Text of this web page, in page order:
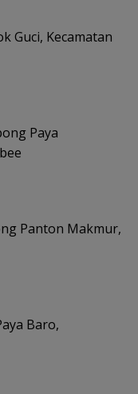
Guci, Kecamatan
Paya
Panton Makmur,
Baro,